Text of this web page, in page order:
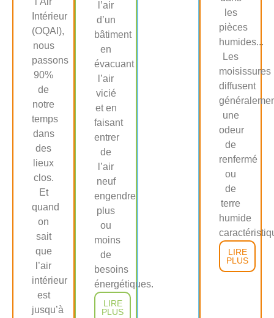
Intérieur
(OQAI),
nous
passons
90%
de
notre
temps
dans
des
lieux
clos.
Et
quand
on
sait
que
l’air
intérieur
est
jusqu’à
l’air
d’un
bâtiment
en
évacuant
l’air
vicié
et en
faisant
entrer
de
l’air
neuf
engendre
plus
ou
moins
de
besoins
énergétiques.
LIRE
PLUS
les
pièces
humides...
Les
moisissures
diffusent
une
odeur
de
renfermé
ou
de
terre
humide
LIRE
PLUS